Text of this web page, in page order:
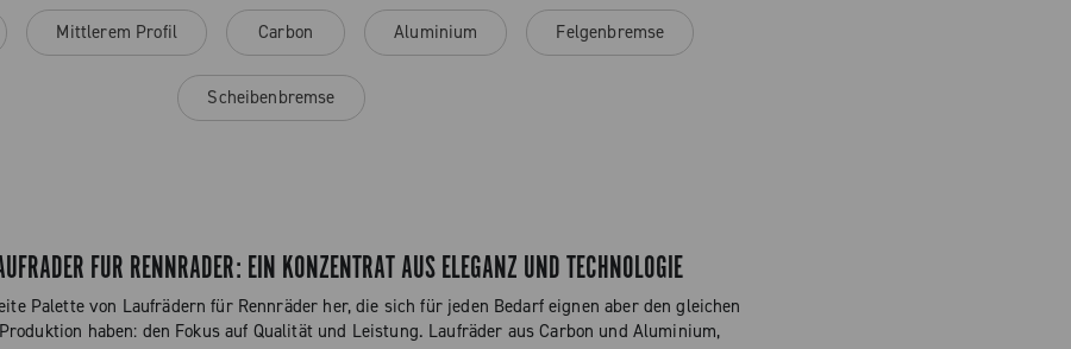
Mittlerem Profil Carbon Aluminium Felgenbremse
Scheibenbremse
FÜR RENNRÄDER: EIN KONZENTRAT AUS ELEGANZ UND TECHNOLOGIE
Palette von Laufrädern für Rennräder her, die sich für jeden Bedarf eignen aber den gleichen
haben: den Fokus auf Qualität und Leistung. Laufräder aus Carbon und Aluminium,